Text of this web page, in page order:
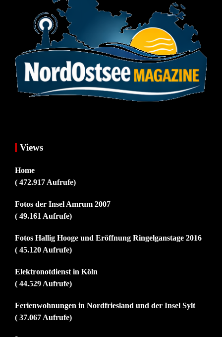
Views
Home
( 472.917 Aufrufe)
Fotos der Insel Amrum 2007
( 49.161 Aufrufe)
Fotos Hallig Hooge und Eröffnung Ringelganstage 2016
( 45.120 Aufrufe)
Elektronotdienst in Köln
( 44.529 Aufrufe)
Ferienwohnungen in Nordfriesland und der Insel Sylt
( 37.067 Aufrufe)